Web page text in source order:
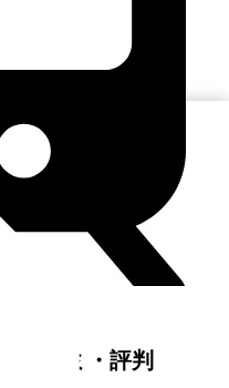
の口コミ・評判